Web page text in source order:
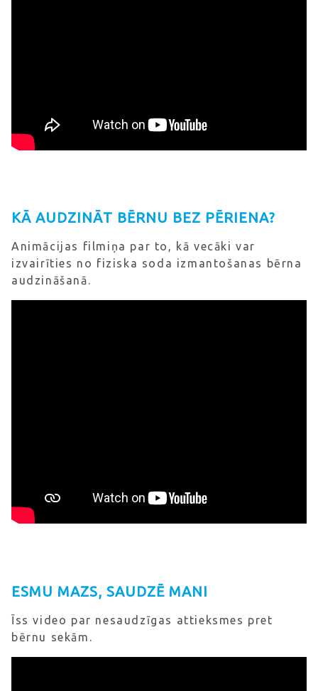
KĀ AUDZINĀT BĒRNU BEZ PĒRIENA?
Animācijas filmiņa par to, kā vecāki var
izvairīties no fiziska soda izmantošanas bērna
audzināšanā.
ESMU MAZS, SAUDZĒ MANI
Īss video par nesaudzīgas attieksmes pret
bērnu sekām.